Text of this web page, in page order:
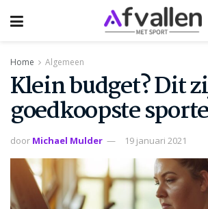
Home Algemeen
Klein budget? Dit
goedkoopste
door Michael Mulder 19 januari 2021